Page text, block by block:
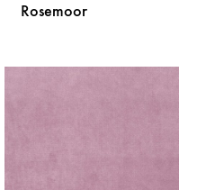
Rosemoor